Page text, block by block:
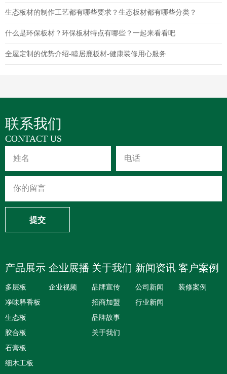
生态板材的制作工艺都有哪些要求？生态板材都有哪些分类？
什么是环保板材？环保板材特点有哪些？一起来看看吧
全屋定制的优势介绍-睦居鹿板材-健康装修用心服务
联系我们
CONTACT US
提交
产品展示
多层板
净味释香板
生态板
胶合板
石膏板
细木工板
企业展播
企业视频
关于我们
品牌宣传
招商加盟
品牌故事
关于我们
新闻资讯
公司新闻
行业新闻
客户案例
装修案例